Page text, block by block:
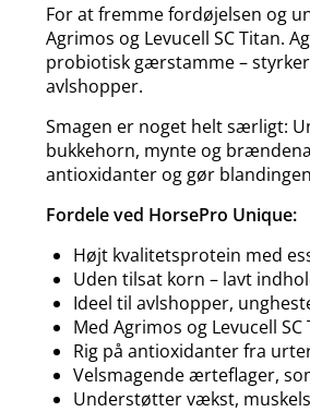
For at fremme fordøjelsen og
Agrimos og Levucell SC Titan.
probiotisk gærstamme –
avlshopper.
Smagen er noget helt særligt:
bukkehorn, mynte og
antioxidanter og gør
Fordele ved HorsePro Unique:
Højt kvalitetsprotein med
Uden tilsat korn – lavt
Ideel til avlshopper,
Med Agrimos og Levucell
Rig på antioxidanter fra
Velsmagende ærteflager,
Understøtter vækst,